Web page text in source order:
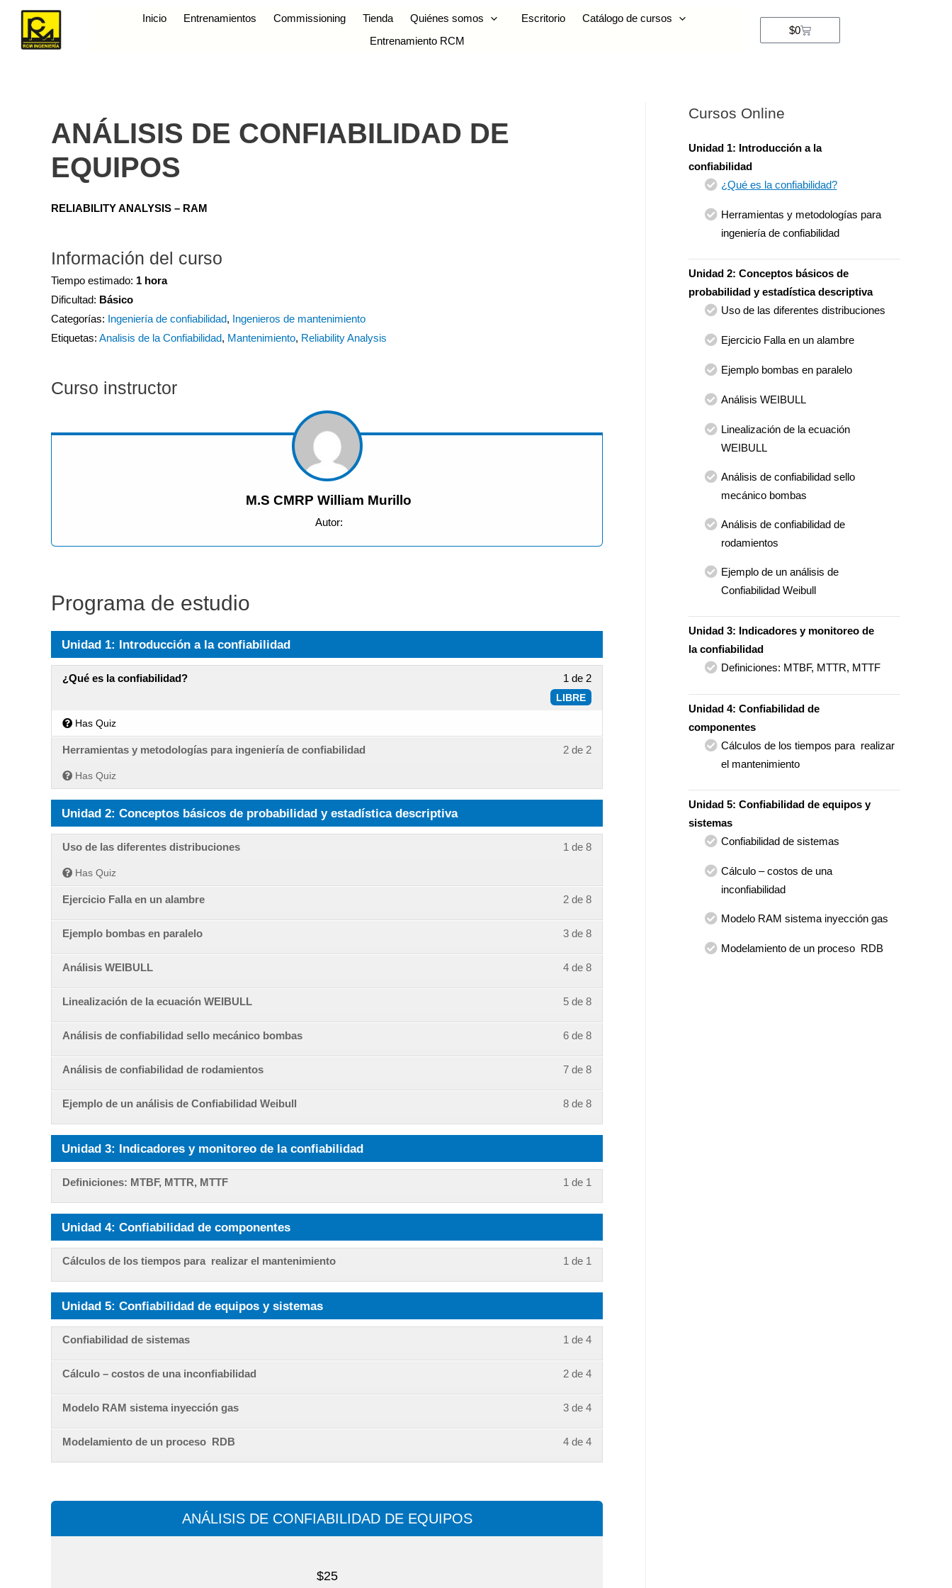
Inicio Entrenamientos Commissioning Tienda Quiénes somos Escritorio
Catálogo de cursos
Entrenamiento RCM
$0
ANÁLISIS DE CONFIABILIDAD DE
EQUIPOS
RELIABILITY ANALYSIS – RAM
Información del curso
Tiempo estimado: 1 hora
Dificultad: Básico
Categorías: Ingeniería de confiabilidad, Ingenieros de mantenimiento
Etiquetas: Analisis de la Confiabilidad, Mantenimiento, Reliability Analysis
Curso instructor
M.S CMRP William Murillo
Autor:
Programa de estudio
Unidad 1: Introducción a la confiabilidad
1 de 2
LIBRE
¿Qué es la confiabilidad?
Has Quiz
2 de 2
Herramientas y metodologías para ingeniería de confiabilidad
Has Quiz
Unidad 2: Conceptos básicos de probabilidad y estadística descriptiva
1 de 8
Uso de las diferentes distribuciones
Has Quiz
2 de 8
Ejercicio Falla en un alambre
3 de 8
Ejemplo bombas en paralelo
4 de 8
Análisis WEIBULL
5 de 8
Linealización de la ecuación WEIBULL
6 de 8
Análisis de confiabilidad sello mecánico bombas
7 de 8
Análisis de confiabilidad de rodamientos
8 de 8
Ejemplo de un análisis de Confiabilidad Weibull
Unidad 3: Indicadores y monitoreo de la confiabilidad
1 de 1
Definiciones: MTBF, MTTR, MTTF
Unidad 4: Confiabilidad de componentes
1 de 1
Cálculos de los tiempos para realizar el mantenimiento
Unidad 5: Confiabilidad de equipos y sistemas
1 de 4
Confiabilidad de sistemas
2 de 4
Cálculo – costos de una inconfiabilidad
3 de 4
Modelo RAM sistema inyección gas
4 de 4
Modelamiento de un proceso RDB
ANÁLISIS DE CONFIABILIDAD DE EQUIPOS
$25
Cursos Online
Unidad 1: Introducción a la
confiabilidad
¿Qué es la confiabilidad?
Herramientas y metodologías para
ingeniería de confiabilidad
Unidad 2: Conceptos básicos de
probabilidad y estadística descriptiva
Uso de las diferentes distribuciones
Ejercicio Falla en un alambre
Ejemplo bombas en paralelo
Análisis WEIBULL
Linealización de la ecuación
WEIBULL
Análisis de confiabilidad sello
mecánico bombas
Análisis de confiabilidad de
rodamientos
Ejemplo de un análisis de
Confiabilidad Weibull
Unidad 3: Indicadores y monitoreo de
la confiabilidad
Definiciones: MTBF, MTTR, MTTF
Unidad 4: Confiabilidad de
componentes
Cálculos de los tiempos para realizar
el mantenimiento
Unidad 5: Confiabilidad de equipos y
sistemas
Confiabilidad de sistemas
Cálculo – costos de una
inconfiabilidad
Modelo RAM sistema inyección gas
Modelamiento de un proceso RDB